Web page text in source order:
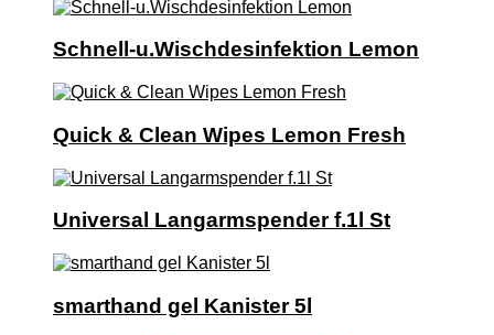
Schnell-u.Wischdesinfektion Lemon
Quick & Clean Wipes Lemon Fresh
Universal Langarmspender f.1l St
smarthand gel Kanister 5l